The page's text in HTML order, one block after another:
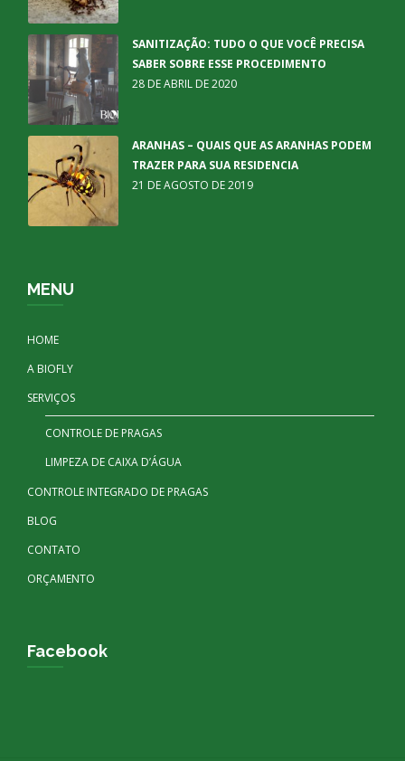
SANITIZAÇÃO: TUDO O QUE VOCÊ PRECISA
SABER SOBRE ESSE PROCEDIMENTO
28 DE ABRIL DE 2020
ARANHAS – QUAIS QUE AS ARANHAS PODEM
TRAZER PARA SUA RESIDENCIA
21 DE AGOSTO DE 2019
MENU
HOME
A BIOFLY
SERVIÇOS
CONTROLE DE PRAGAS
LIMPEZA DE CAIXA D’ÁGUA
CONTROLE INTEGRADO DE PRAGAS
BLOG
CONTATO
ORÇAMENTO
Facebook